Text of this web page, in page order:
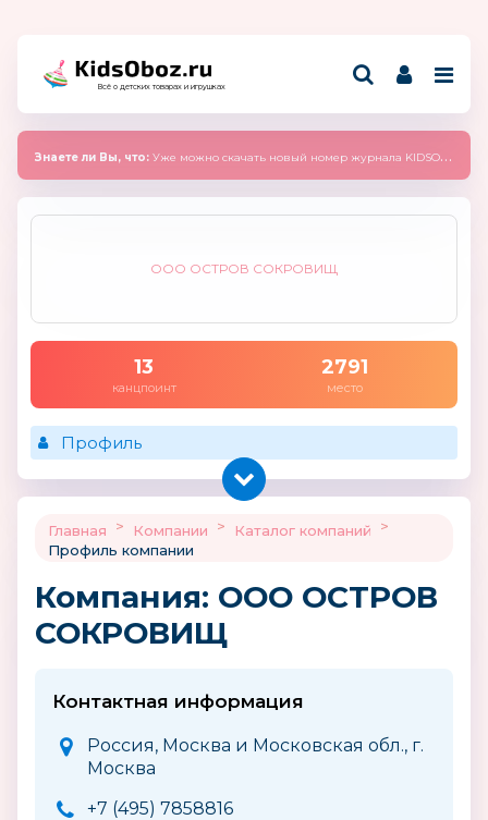
Всё о детских товарах и игрушках
Знаете ли Вы, что: Уже можно скачать новый номер журнала KIDSOBOZ 2025 (сентябрь)
ООО ОСТРОВ СОКРОВИЩ
13
канцпоинт
2791
место
Профиль
Главная > Компании > Каталог компаний
>
Профиль компании
Компания: ООО ОСТРОВ
СОКРОВИЩ
Контактная информация
Россия, Москва и Московская обл., г.
Москва
+7 (495) 7858816